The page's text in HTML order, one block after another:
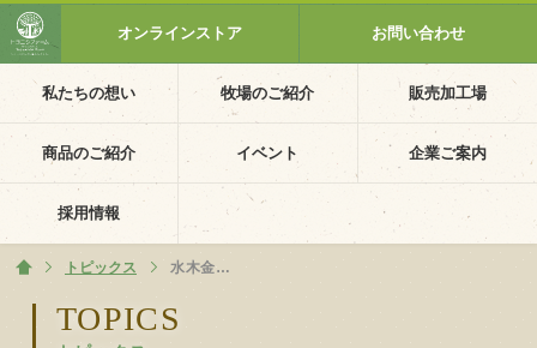
私たちの想い 牧場のご紹介 販売加工場
商品のご紹介 イベント 企業ご案内
採用情報
オンラインストア お問い合わせ
TOPICS
ホーム
トピックス 水木金…
ホーム
私たちの想い
PV動画
イベントカレンダー
イベント一覧